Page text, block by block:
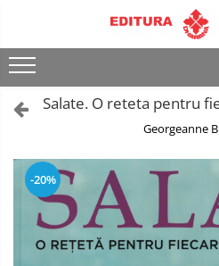
Dietoterapie
Salate. O reteta pentru
Georgeanne
-20%